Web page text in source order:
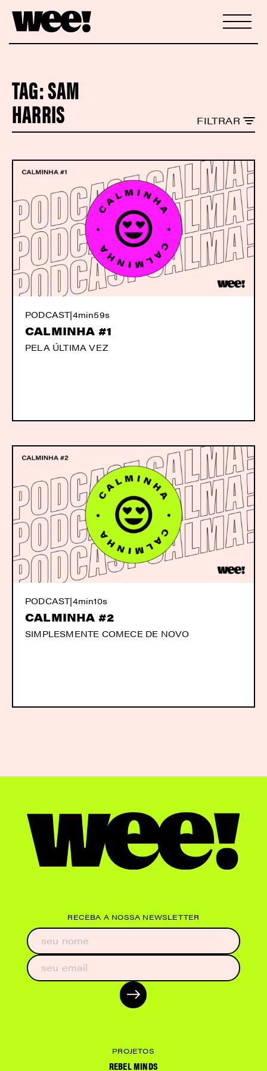
TAG:SAM
HARRIS FILTRAR
PODCAST|4min59s
CALMINHA #1
PELA ÚLTIMA VEZ
PODCAST|4min10s
CALMINHA #2
SIMPLESMENTE COMECE DE NOVO
RECEBA A NOSSA NEWSLETTER
PROJETOS
REBEL MINDS